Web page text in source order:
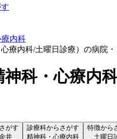
内科
療内科/土曜日診療）の病院
神科・心療内
がす
井
診療科からさがす
精神科・心療内科
特徴から
土曜日